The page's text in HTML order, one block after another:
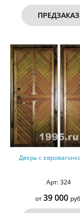
ПРЕДЗАКАЗ
Дверь с
Арт: 324
от39 000